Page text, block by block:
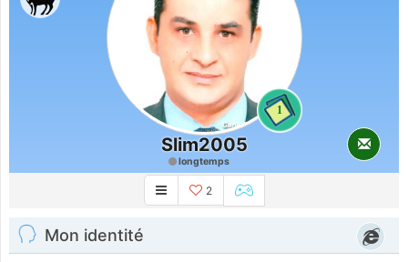
1
Slim2005
longtemps
2
Mon identité